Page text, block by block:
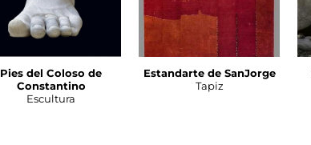
Pies del Coloso de
Constantino
Escultura
Estandarte de SanJorge
Tapiz